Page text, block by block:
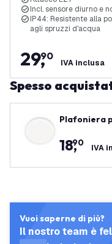
Incl. sensore diurno e
IP44: Resistente alla
agli spruzzi d'acqua
29,
90
IVA inclusa
Spesso
Plafoniera
Lumen -
permeabile
18,
90 IVA
Vuoi saperne di più?
Il nostro team è